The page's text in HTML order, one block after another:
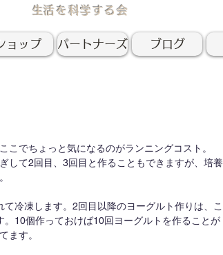
​生活を科学する会
ョップ パートナーズ ブログ
こでちょっと気になるのがランニングコスト。
して2回目、3回目と作ることもできますが、培養
冷凍します。2回目以降のヨーグルト作りは、こ
10個作っておけば10回ヨーグルトを作ることが
ます。